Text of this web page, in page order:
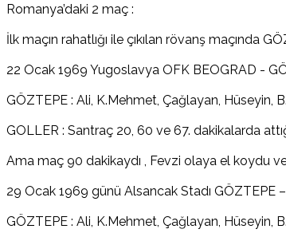
Romanya’daki 2 maç :
İlk maçın rahatlığı ile çıkılan rövanş maçında
22 Ocak 1969 Yugoslavya OFK BEOGRAD -
GÖZTEPE : Ali, K.Mehmet, Çağlayan, Hüseyin,
GOLLER : Santraç 20, 60 ve 67. dakikalarda
Ama maç 90 dakikaydı , Fevzi olaya el koydu
29 Ocak 1969 günü Alsancak Stadı GÖZTEPE
GÖZTEPE : Ali, K.Mehmet, Çağlayan, Hüseyin,